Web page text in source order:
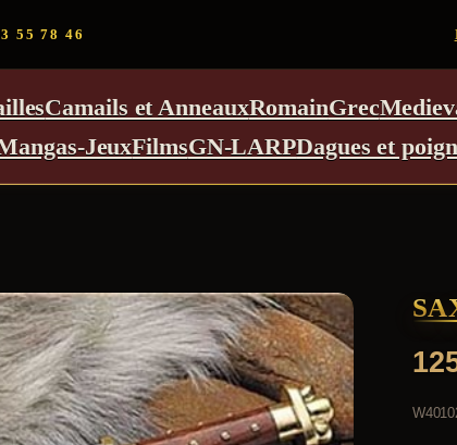
55 78 46
Camails et AnneauxRomainGrec
JeuxFilmsGN-LARPDagues et